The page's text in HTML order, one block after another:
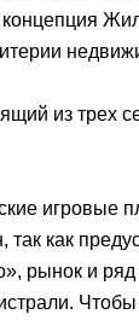
концепция
из трех
игровые
как
рынок и